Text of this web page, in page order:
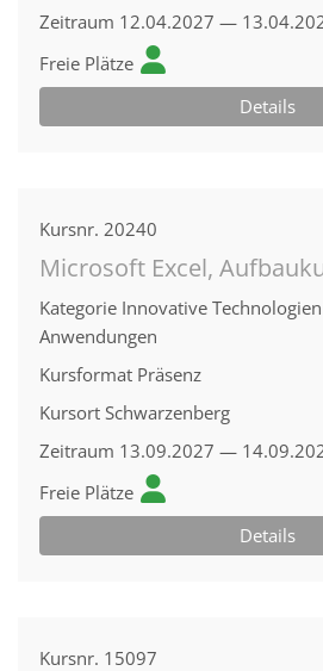
Zeitraum 12.04.2027 —
Freie Plätze
Details
Kursnr. 20240
Microsoft Excel,
Kategorie Innovative
Anwendungen
Kursformat Präsenz
Kursort Schwarzenberg
Zeitraum 13.09.2027 —
Freie Plätze
Details
Kursnr. 15097